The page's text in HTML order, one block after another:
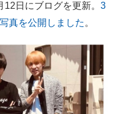
日にブログを更新。 3
真を公開しました 。